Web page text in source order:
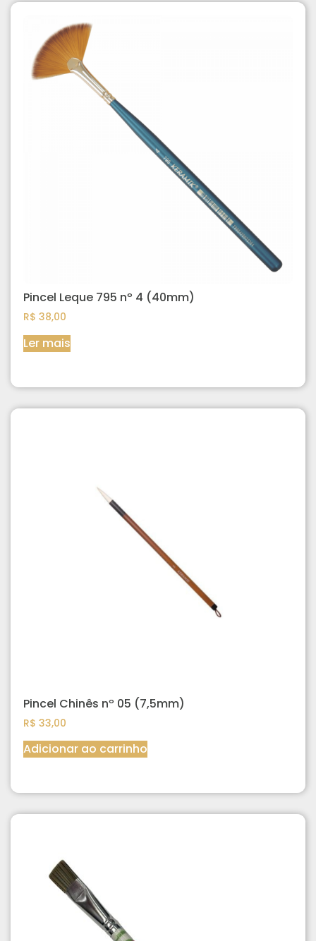
Pincel Leque 795 nº 4 (40mm)
R$ 38,00
Ler mais
Pincel Chinês nº 05 (7,5mm)
R$ 33,00
Adicionar ao carrinho